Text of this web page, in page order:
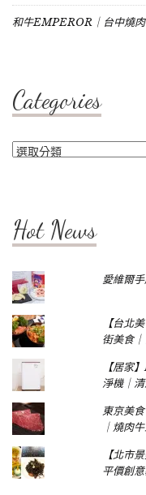
和牛EMPEROR｜台中燒
Categories
Categories
Hot News
愛維爾
【台北
街美食
【居家
淨機｜
東京美
｜燒肉
【北市
平價創